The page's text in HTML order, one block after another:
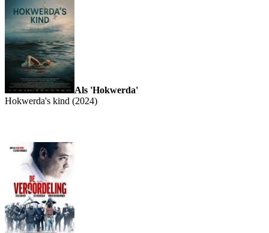
Als 'Hokwerda'
Hokwerda's kind (2024)